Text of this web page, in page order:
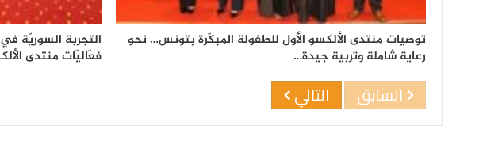
توصيات منتدى الألكسو الأول للطفولة المبكّرة بتونس… نحو
رعاية شاملة وتربية جيدة…
التجربة السوريّة
فعّاليّات منتدى
السابق التالي